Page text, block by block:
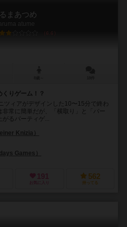
まあつめ
atume
6.6
りゲーム！？
ツィアがデザインした10〜15分で終わ
常に簡単だが、「横取り」と「バー
るパーティゲ...
Knizia）
Games）
191
お気に入り
562
持ってる